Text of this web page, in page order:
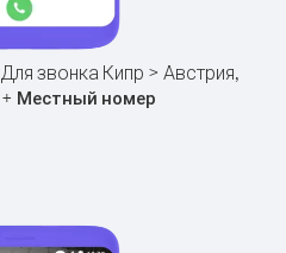
Для звонка Кипр > Австрия,
+ Местный номер